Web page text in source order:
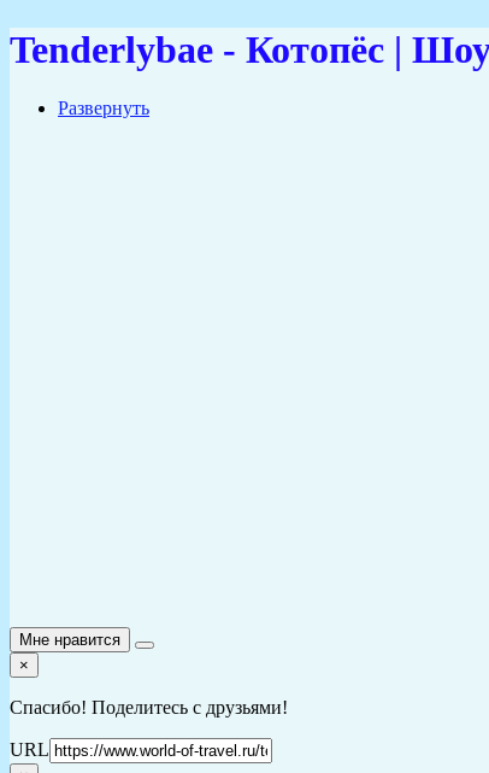
Tenderlybae - Котопёс |
Развернуть
Мне нравится
×
Спасибо! Поделитесь с друзьями!
URL